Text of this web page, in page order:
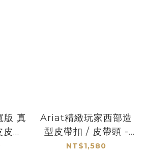
版 真
帶-
Ariat精緻玩家西部造
型皮帶扣 / 皮帶頭 -
現貨
NT$1,580